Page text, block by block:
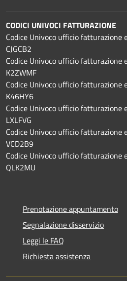
CODICI UNIVOCI FATTURAZIONE
Codice Univoco ufficio fatturazione
CJGCB2
Codice Univoco ufficio fatturazione
K2ZWMF
Codice Univoco ufficio fatturazione
K46HY6
Codice Univoco ufficio fatturazione
LXLFVG
Codice Univoco ufficio fatturazione
VCD2B9
Codice Univoco ufficio fatturazione
QLK2MU
Prenotazione appuntamento
Segnalazione disservizio
Leggi le FAQ
Richiesta assistenza